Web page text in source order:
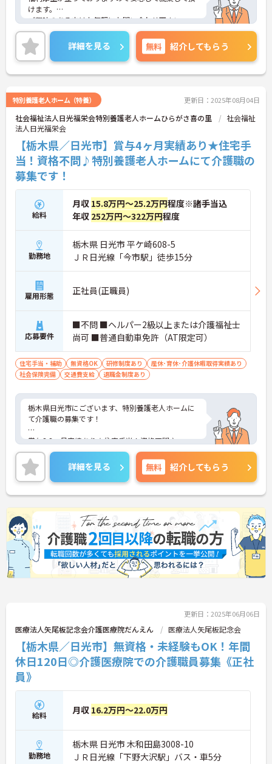
けます。
ご興味のある方はお気軽にお問い合わせ下さい。
詳細を見る 無料 紹介してもらう
特別養護老人ホーム（特養） 更新日：2025年08月04日
社会福祉法人日光福栄会特別養護老人ホームひらがさ喜の里
社会福祉
法人日光福栄会
【栃木県／日光市】賞与4ヶ月実績あり★住宅手
当！資格不問♪特別養護老人ホームにて介護職の
募集です！
給料
月収 15.8万円～25.2万円程度※諸手当込
年収 252万円～322万円程度
勤務地
栃木県 日光市 平ケ崎608-5
ＪＲ日光線「今市駅」徒歩15分
雇用形態 正社員(正職員)
応募要件
■不問 ■ヘルパー2級以上または介護福祉士
尚可 ■普通自動車免許（AT限定可）
住宅手当・補助 無資格OK 研修制度あり
産休･育休･介護休暇取得実績あり
社会保険完備
交通費支給 退職金制度あり
栃木県日光市にございます、特別養護老人ホームに
て介護職の募集です！
賞与3.8ヶ月実績あり★住宅手当！資格不問♪
ご興味のある方は、マイナビ介護職までお問い合わ
せください。
詳細を見る 無料 紹介してもらう
更新日：2025年06月06日
医療法人矢尾板記念会介護医療院だんえん 医療法人矢尾板記念会
【栃木県／日光市】無資格・未経験もOK！年間
休日120日◎介護医療院での介護職員募集《正社
員》
給料 月収 16.2万円～22.0万円
勤務地
栃木県 日光市 木和田島3008-10
ＪＲ日光線「下野大沢駅」バス・車5分